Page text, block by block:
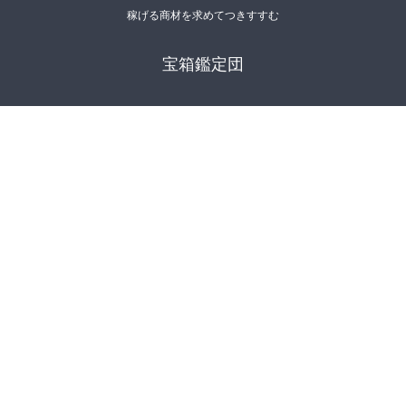
稼げる商材を求めてつきすすむ
宝箱鑑定団